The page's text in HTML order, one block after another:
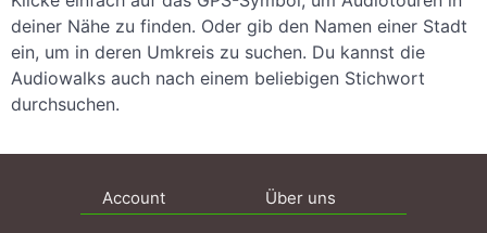
deiner Nähe zu finden. Oder gib den Namen einer Stadt
ein, um in deren Umkreis zu suchen. Du kannst die
Audiowalks auch nach einem beliebigen Stichwort
durchsuchen.
Account Über uns